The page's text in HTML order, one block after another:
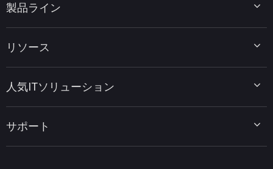
製品ライン
MiniTool Power Data Recovery
MiniTool PDF Editor
MiniTool MovieMaker
MiniTool uTube Downloader
リソース
データ復元ヒント
PDF編集ヒント
動画編集ヒント
人気ITソリューション
MiniTool ニュースセンター
サポート